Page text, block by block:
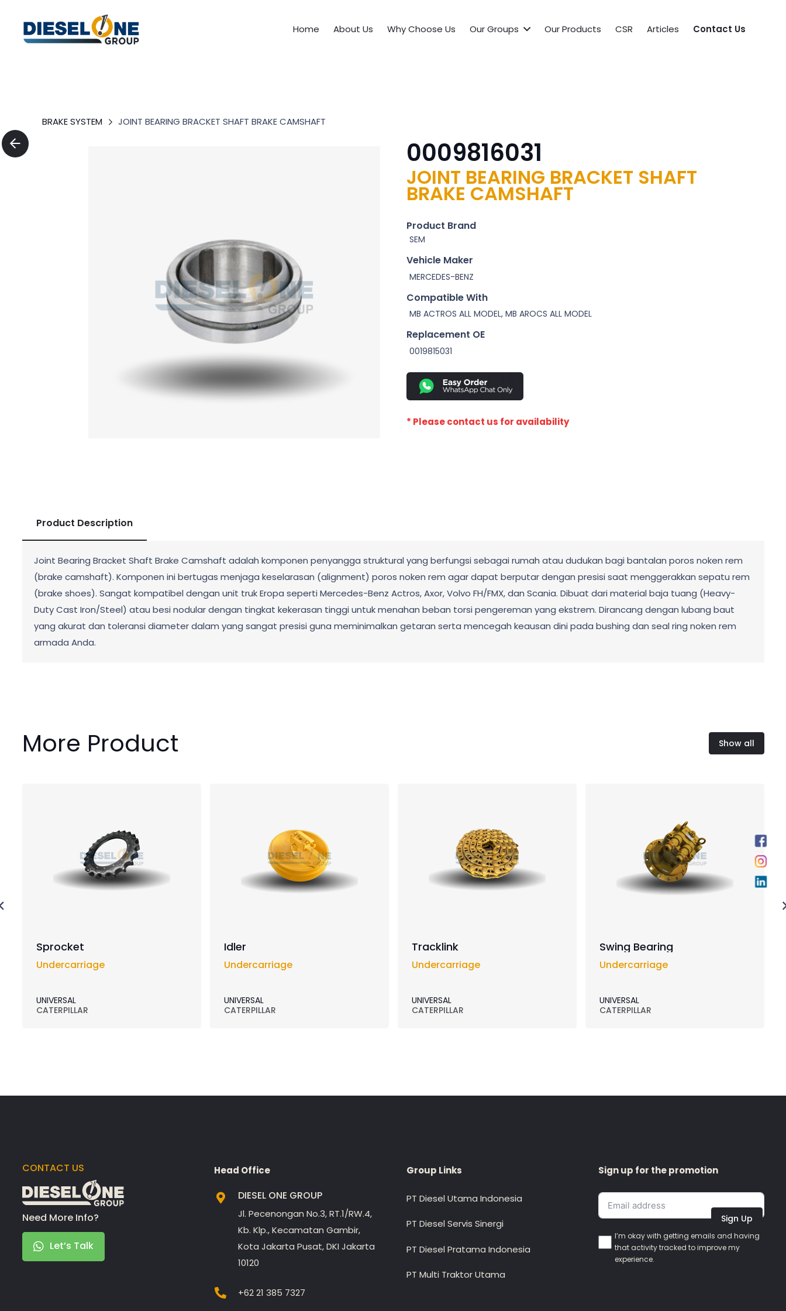
Home About Us Why Choose Us Our Groups Our Products CSR Articles Contact Us
BRAKE SYSTEM JOINT BEARING BRACKET SHAFT BRAKE CAMSHAFT
0009816031
JOINT BEARING BRACKET SHAFT
BRAKE CAMSHAFT
Product Brand
SEM
Vehicle Maker
MERCEDES-BENZ
Compatible With
MB ACTROS ALL MODEL, MB AROCS ALL MODEL
Replacement OE
0019815031
* Please contact us for availability
Product Description
Joint Bearing Bracket Shaft Brake Camshaft adalah komponen penyangga struktural yang berfungsi sebagai rumah atau dudukan bagi bantalan poros noken rem
(brake camshaft). Komponen ini bertugas menjaga keselarasan (alignment) poros noken rem agar dapat berputar dengan presisi saat menggerakkan sepatu rem
(brake shoes). Sangat kompatibel dengan unit truk Eropa seperti Mercedes-Benz Actros, Axor, Volvo FH/FMX, dan Scania. Dibuat dari material baja tuang (Heavy-
Duty Cast Iron/Steel) atau besi nodular dengan tingkat kekerasan tinggi untuk menahan beban torsi pengereman yang ekstrem. Dirancang dengan lubang baut
yang akurat dan toleransi diameter dalam yang sangat presisi guna meminimalkan getaran serta mencegah keausan dini pada bushing dan seal ring noken rem
armada Anda.
More Product Show all
Sprocket
Undercarriage
UNIVERSAL
CATERPILLAR
Idler
Undercarriage
UNIVERSAL
CATERPILLAR
Tracklink
Undercarriage
UNIVERSAL
CATERPILLAR
Swing Bearing
Undercarriage
UNIVERSAL
CATERPILLAR
CONTACT US
Need More Info?
Let’s Talk
Head Office
DIESEL ONE GROUP
Jl. Pecenongan No.3, RT.1/RW.4,
Kb. Klp., Kecamatan Gambir,
Kota Jakarta Pusat, DKI Jakarta
10120
+62 21 385 7327
Group Links
PT Diesel Utama Indonesia
PT Diesel Servis Sinergi
PT Diesel Pratama Indonesia
PT Multi Traktor Utama
Sign up for the promotion
Sign Up
I’m okay with getting emails and having
that activity tracked to improve my
experience.